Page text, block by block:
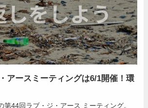
アースミーティングは6/1開催！環
第44回ラブ・ジ・アース ミーティング。